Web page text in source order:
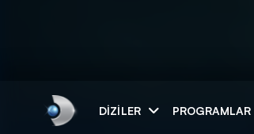
DIZILER PROGRAMLAR